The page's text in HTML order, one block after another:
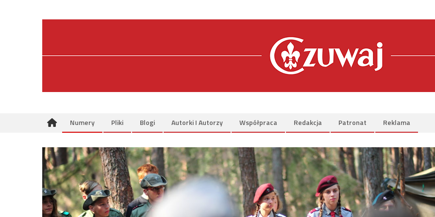
Numery Pliki Blogi Autorki I Autorzy Współpraca Redakcja Patronat Reklama